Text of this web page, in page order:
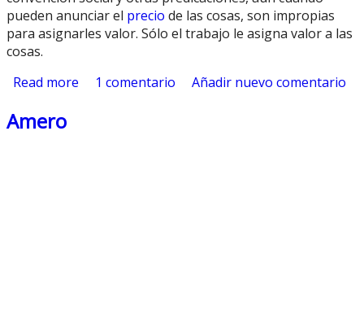
pueden anunciar el precio de las cosas, son impropias
para asignarles valor. Sólo el trabajo le asigna valor a las
cosas.
Read more about ¿Puede concebirse un mundo donde no
1 comentario Añadir nuevo comentario
Amero